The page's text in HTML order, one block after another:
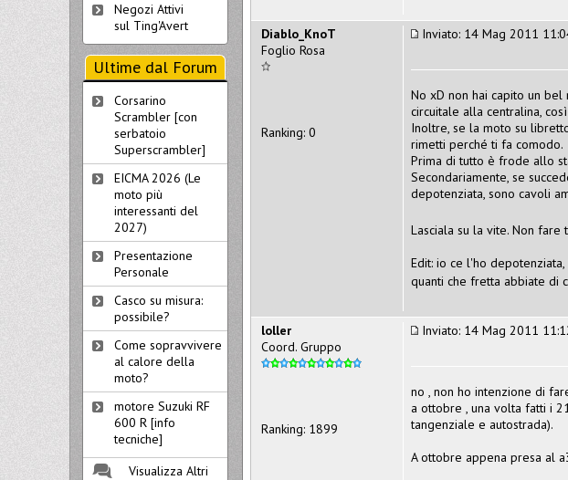
Inviato: 14 Mag 2011
No xD non hai capito un
circuitale alla centralina,
Inoltre, se la moto su
rimetti perché ti fa comodo.
Prima di tutto è frode allo
Secondariamente, se
depotenziata, sono cavoli
Lasciala su la vite. Non
Edit: io ce l'ho
quanti che fretta abbiate di
Diablo_KnoT
Foglio Rosa
Ranking: 0
Inviato: 14 Mag 2011
no , non ho intenzione di
a ottobre , una volta fatti i
tangenziale e autostrada).
A ottobre appena presa al
loller
Coord. Gruppo
Ranking: 1899
Negozi Attivi
sul Ting'Avert
Ultime dal Forum
Corsarino
Scrambler [con
serbatoio
Superscrambler]
EICMA 2026 (Le
moto più
interessanti del
2027)
Presentazione
Personale
Casco su misura:
possibile?
Come sopravvivere
al calore della
moto?
motore Suzuki RF
600 R [info
tecniche]
Visualizza Altri